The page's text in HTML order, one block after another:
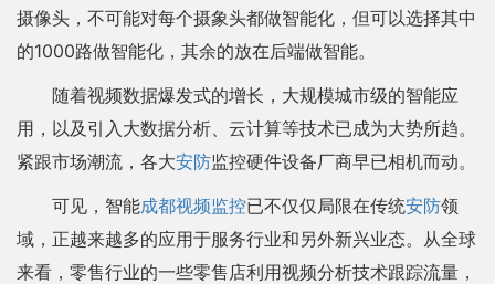
摄像头，不可能对每个摄象头都做智能化，但可以选择其中
的1000路做智能化，其余的放在后端做智能。
随着视频数据爆发式的增长，大规模城市级的智能应
用，以及引入大数据分析、云计算等技术已成为大势所趋。
紧跟市场潮流，各大安防监控硬件设备厂商早已相机而动。
可见，智能成都视频监控已不仅仅局限在传统安防领
域，正越来越多的应用于服务行业和另外新兴业态。从全球
来看，零售行业的一些零售店利用视频分析技术跟踪流量，